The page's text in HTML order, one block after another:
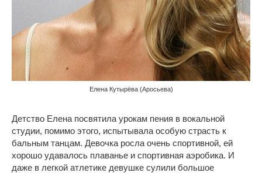
Елена Кутырёва (Аросьева)
Детство Елена посвятила урокам пения в вокальной
студии, помимо этого, испытывала особую страсть к
бальным танцам. Девочка росла очень спортивной, ей
хорошо удавалось плаванье и спортивная аэробика. И
даже в легкой атлетике девушке сулили большое